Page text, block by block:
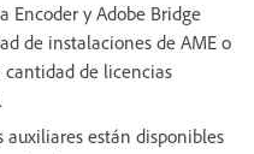
Encoder y Adobe Bridge
de instalaciones de AME o
cantidad de licencias
auxiliares están disponibles